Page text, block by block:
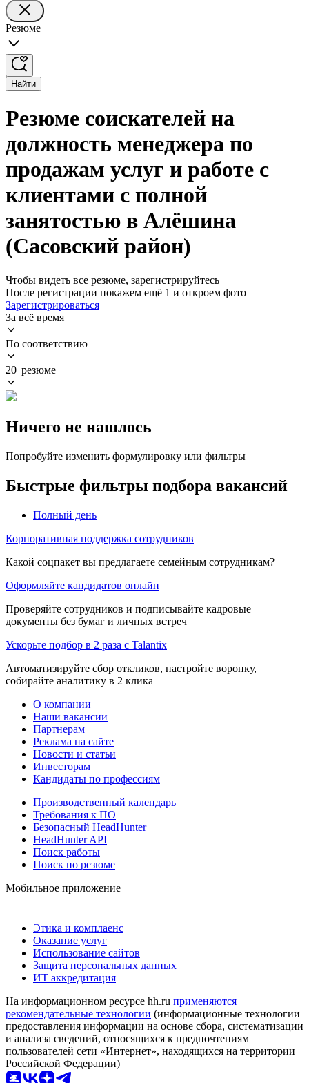
Резюме
Найти
Резюме соискателей на
должность менеджера по
продажам услуг и работе с
клиентами с полной
занятостью в Алёшина
(Сасовский район)
Чтобы видеть все резюме, зарегистрируйтесь
После регистрации покажем ещё 1 и откроем фото
Зарегистрироваться
За всё время
По соответствию
20 резюме
Ничего не нашлось
Попробуйте изменить формулировку или фильтры
Быстрые фильтры подбора вакансий
Полный день
Корпоративная поддержка сотрудников
Какой соцпакет вы предлагаете семейным сотрудникам?
Оформляйте кандидатов онлайн
Проверяйте сотрудников и подписывайте кадровые
документы без бумаг и личных встреч
Ускорьте подбор в 2 раза с Talantix
Автоматизируйте сбор откликов, настройте воронку,
собирайте аналитику в 2 клика
О компании
Наши вакансии
Партнерам
Реклама на сайте
Новости и статьи
Инвесторам
Кандидаты по профессиям
Производственный календарь
Требования к ПО
Безопасный HeadHunter
HeadHunter API
Поиск работы
Поиск по резюме
Мобильное приложение
Этика и комплаенс
Оказание услуг
Использование сайтов
Защита персональных данных
ИТ аккредитация
На информационном ресурсе hh.ru применяются
рекомендательные технологии (информационные технологии
предоставления информации на основе сбора, систематизации
и анализа сведений, относящихся к предпочтениям
пользователей сети «Интернет», находящихся на территории
Российской Федерации)